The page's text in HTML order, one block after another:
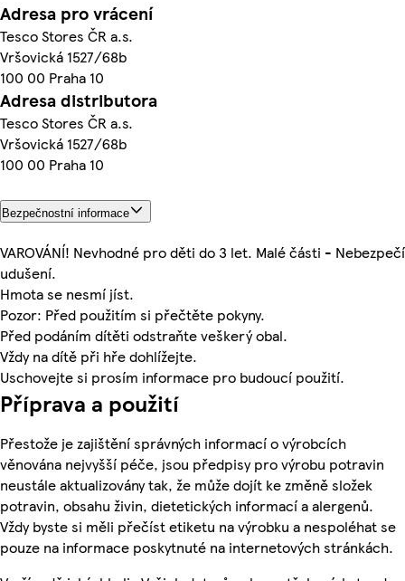
Adresa pro vrácení
Tesco Stores ČR a.s.
Vršovická 1527/68b
100 00 Praha 10
Adresa distributora
Tesco Stores ČR a.s.
Vršovická 1527/68b
100 00 Praha 10
Bezpečnostní informace
VAROVÁNÍ! Nevhodné pro děti do 3 let. Malé části - Nebezpečí
udušení.
Hmota se nesmí jíst.
Pozor: Před použitím si přečtěte pokyny.
Před podáním dítěti odstraňte veškerý obal.
Vždy na dítě při hře dohlížejte.
Uschovejte si prosím informace pro budoucí použití.
Příprava a použití
Přestože je zajištění správných informací o výrobcích
věnována nejvyšší péče, jsou předpisy pro výrobu potravin
neustále aktualizovány tak, že může dojít ke změně složek
potravin, obsahu živin, dietetických informací a alergenů.
Vždy byste si měli přečíst etiketu na výrobku a nespoléhat se
pouze na informace poskytnuté na internetových stránkách.